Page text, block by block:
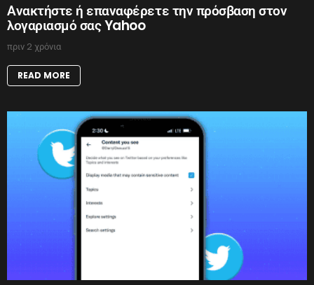
Ανακτήστε ή επαναφέρετε την πρόσβαση στον
λογαριασμό σας Yahoo
πριν 2 χρόνια
READ MORE